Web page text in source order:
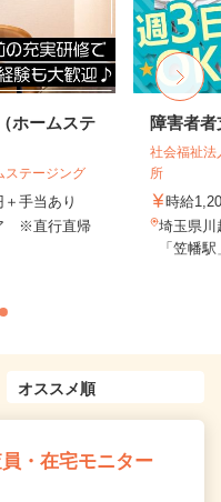
ホームステ
ステージング
手当あり
※直行直帰
障害者
社会福祉
所
時給
埼玉県川
「笠幡
・在宅モニター